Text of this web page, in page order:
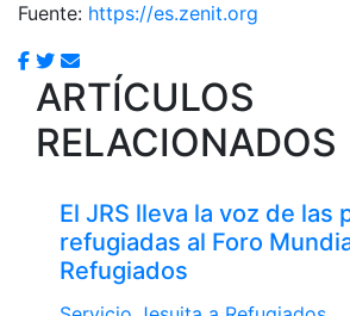
Fuente: https://es.zenit.org
ARTÍCULOS
RELACIONADOS
El JRS lleva la voz de las
refugiadas al Foro
Refugiados